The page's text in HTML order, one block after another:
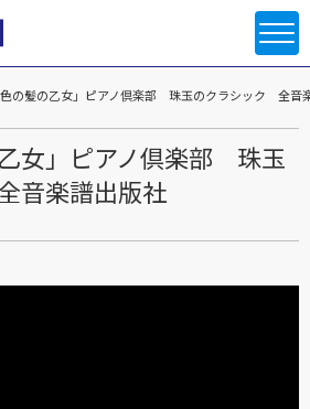
色の髪の乙女」ピアノ倶楽部 珠玉のクラシック 全音
乙女」ピアノ倶楽部 珠玉
音楽譜出版社